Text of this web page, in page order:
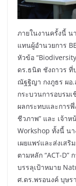
ภายในงานครั้งนี้ น
แทนผู้อำนวยการ
หัวข้อ
ดร.ธนิต ชังถาวร ที่
ณัฐฐิญา กงภูธร ผอ.
กระบวนการอบรมเ
ผลกระทบและการ
ชีวภาพ” และ เจ้าห
Workshop ทั้งนี้ น
เผยแพร่และส่งเส
ตามหลัก “ACT-D”
บรรลุเป้าหมาย
ศ.ดร.พรอนงค์ บุษร